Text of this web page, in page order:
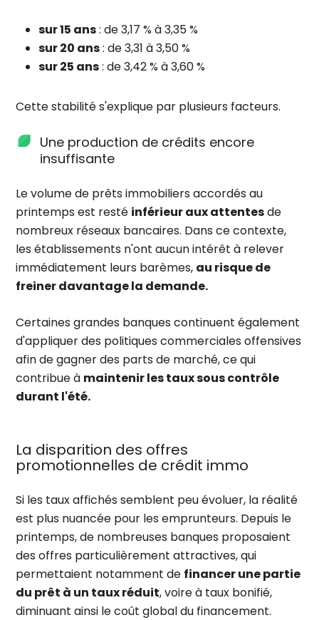
sur 15 ans: de 3,17 % à 3,35 %
sur 20 ans: de 3,31 à 3,50 %
sur 25 ans: de 3,42 % à 3,60 %
Cette stabilité s'explique par plusieurs facteurs.
Une production de crédits encore
insuffisante
Le volume de prêts immobiliers accordés au
printemps est resté inférieur aux attentesde
nombreux réseaux bancaires. Dans ce contexte,
les établissements n'ont aucun intérêt à relever
immédiatement leurs barèmes, au risque de
freiner davantage la demande.
Certaines grandes banques continuent également
d'appliquer des politiques commerciales offensives
afin de gagner des parts de marché, ce qui
contribue à maintenir les taux sous contrôle
durant l'été.
La disparition des offres
promotionnelles de crédit immo
Si les taux affichés semblent peu évoluer, la réalité
est plus nuancée pour les emprunteurs. Depuis le
printemps, de nombreuses banques proposaient
des offres particulièrement attractives, qui
permettaient notamment de financer une partie
du prêt à un taux réduit, voire à taux bonifié,
diminuant ainsi le coût global du financement.